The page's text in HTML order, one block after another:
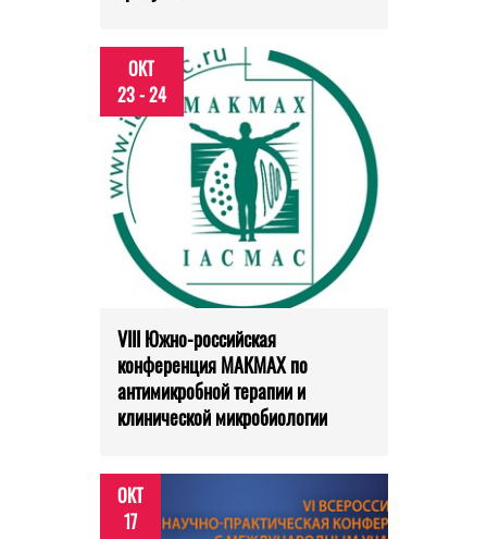
ОКТ
23 - 24
VIII Южно-российская
конференция МАКМАХ по
антимикробной терапии и
клинической микробиологии
ОКТ
17